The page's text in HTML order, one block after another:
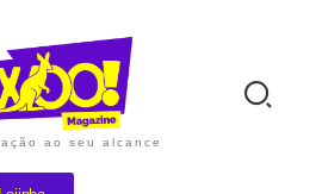
ao seu alcance